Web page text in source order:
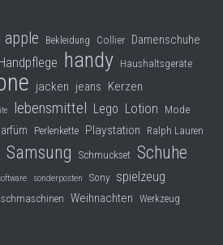
apple Bekleidung Collier Damenschuhe
Handpflege handy Haushaltsgeräte
jacken jeans Kerzen
lebensmittel Lego Lotion Mode
Perlenkette Playstation Ralph Lauren
Samsung Schmuckset Schuhe
sonderposten Sony spielzeug
Weihnachten Werkzeug